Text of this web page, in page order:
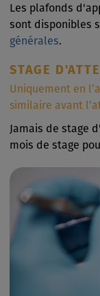
Les plafonds
sont disponibles
générales.
STAGE
Uniquement en
similaire avant
Jamais de stage
mois de stage